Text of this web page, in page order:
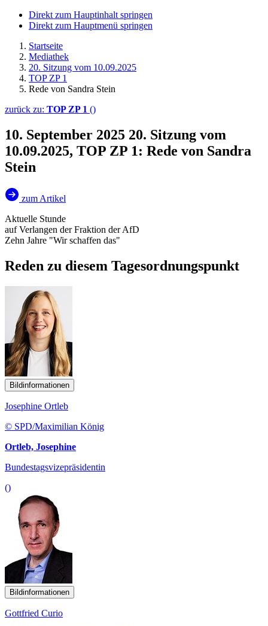
Direkt zum Hauptinhalt springen
Direkt zum Hauptmenü springen
Startseite
Mediathek
20. Sitzung vom 10.09.2025
TOP ZP 1
Rede von Sandra Stein
zurück zu: TOP ZP 1 ()
10. September 2025 20. Sitzung vom
10.09.2025, TOP ZP 1: Rede von Sandra
Stein
zum Artikel
Aktuelle Stunde
auf Verlangen der Fraktion der AfD
Zehn Jahre "Wir schaffen das"
Reden zu diesem Tagesordnungspunkt
Bildinformationen
Josephine Ortleb
© SPD/Maximilian König
Ortleb, Josephine
Bundestagsvizepräsidentin
()
Bildinformationen
Gottfried Curio